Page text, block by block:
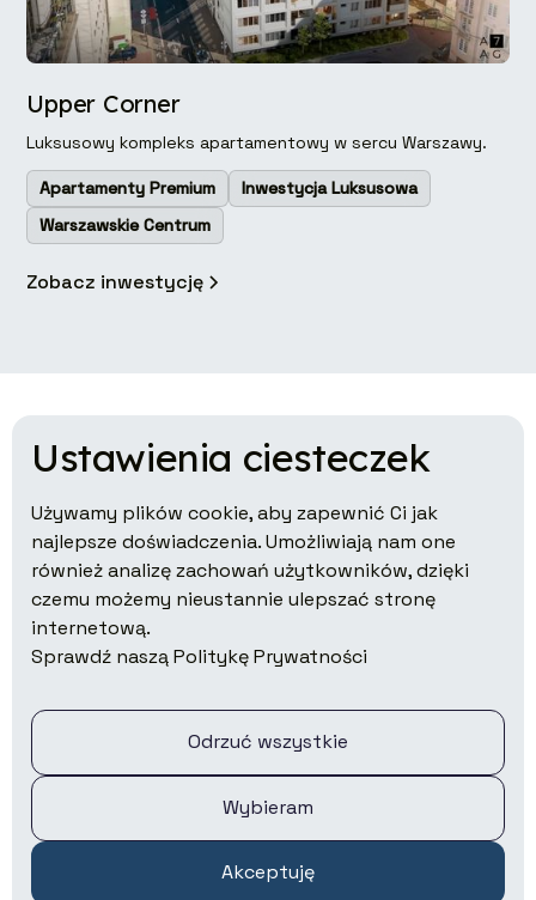
Upper Corner
Luksusowy kompleks apartamentowy w sercu Warszawy.
Apartamenty Premium
Inwestycja Luksusowa
Warszawskie Centrum
Zobacz inwestycję
Co robimy?
Wyniki
Jak działamy
Pracuj z nami
Kontakt dla mediów
Ustawienia ciesteczek
Używamy plików cookie, aby zapewnić Ci jak
najlepsze doświadczenia. Umożliwiają nam one
również analizę zachowań użytkowników, dzięki
czemu możemy nieustannie ulepszać stronę
internetową.
Sprawdź naszą Politykę Prywatności
Odrzuć wszystkie
Wybieram
Akceptuję